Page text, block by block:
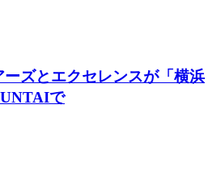
ーズとエクセレンスが「横浜
で